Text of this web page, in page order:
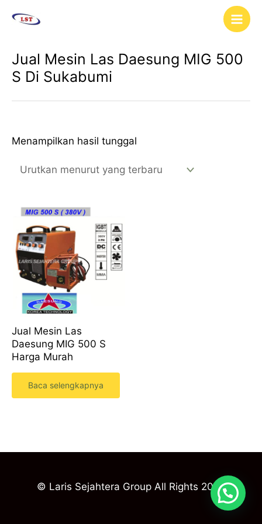
Main
Jual Mesin Las Daesung MIG 500
S Di Sukabumi
Menampilkan hasil tunggal
Jual Mesin Las
Daesung MIG 500 S
Harga Murah
Baca selengkapnya
© Laris Sejahtera Group All Rights 2023